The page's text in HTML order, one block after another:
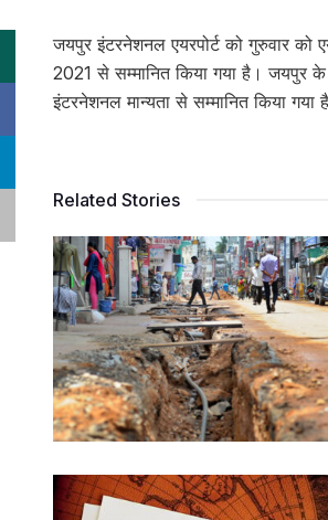
जयपुर इंटरनेशनल एयरपोर्ट को गुरुवार को
2021 से सम्मानित किया गया है। जयपुर के
इंटरनेशनल मान्यता से सम्मानित किया गया
Related Stories